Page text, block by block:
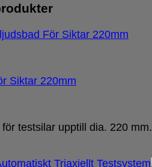
Siktar 220mm
testsilar upptill dia. 220 mm.